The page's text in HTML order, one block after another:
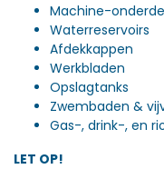
Machine-
Waterreservoirs
Afdekkappen
Werkbladen
Opslagtanks
Zwembaden &
Gas-, drink-, en
LET OP!